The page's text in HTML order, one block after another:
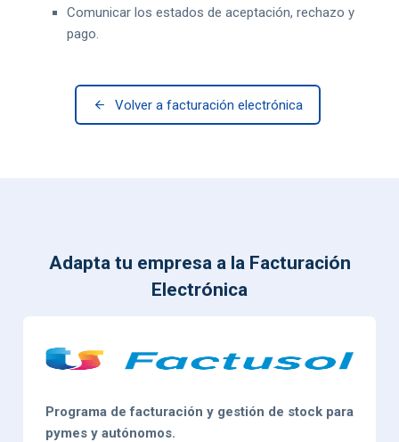
Comunicar los estados de aceptación, rechazo y
pago.
Volver a facturación electrónica
Adapta tu empresa a la Facturación
Electrónica
Programa de facturación y gestión de stock para
pymes y autónomos.